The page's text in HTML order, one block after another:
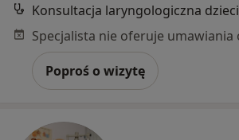
Konsultacja laryngologiczna dzieci
Poproś o wizytę